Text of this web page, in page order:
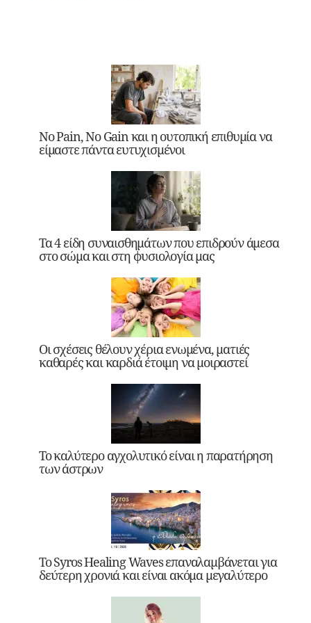
No Pain, No Gain και η ουτοπική επιθυμία να
είμαστε πάντα ευτυχισμένοι
Τα 4 είδη συναισθημάτων που επιδρούν άμεσα
στο σώμα και στη φυσιολογία μας
Οι σχέσεις θέλουν χέρια ενωμένα, ματιές
καθαρές και καρδιά έτοιμη να μοιραστεί
Το καλύτερο αγχολυτικό είναι η παρατήρηση
των άστρων
Το Syros Healing Waves επαναλαμβάνεται για
δεύτερη χρονιά και είναι ακόμα μεγαλύτερο